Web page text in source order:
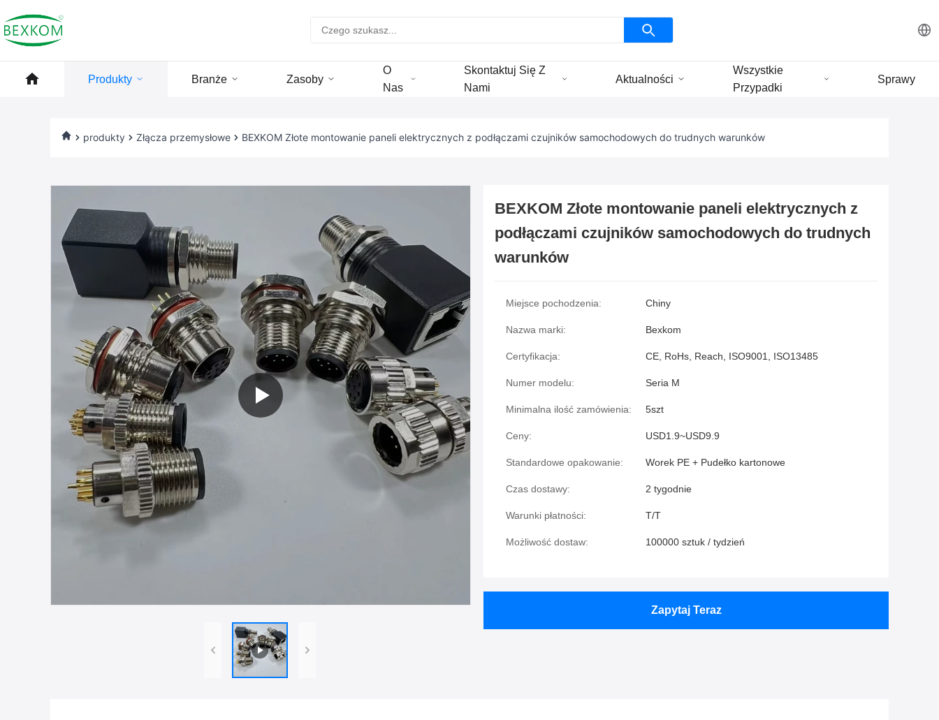
Produkty Branże Zasoby
O
Nas
Skontaktuj Się Z
Nami
Aktualności
Wszystkie
Przypadki
Sprawy
produkty Złącza przemysłowe BEXKOM Złote montowanie paneli elektrycznych z podłączami czujników samochodowych do trudnych warunków
BEXKOM Złote montowanie paneli elektrycznych z
podłączami czujników samochodowych do trudnych
warunków
Miejsce pochodzenia: Chiny
Nazwa marki: Bexkom
Certyfikacja: CE, RoHs, Reach, ISO9001, ISO13485
Numer modelu: Seria M
Minimalna ilość zamówienia: 5szt
Ceny: USD1.9~USD9.9
Standardowe opakowanie: Worek PE + Pudełko kartonowe
Czas dostawy: 2 tygodnie
Warunki płatności: T/T
Możliwość dostaw: 100000 sztuk / tydzień
Zapytaj Teraz